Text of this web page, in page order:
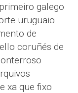
galego
uruguaio
de
coruñés de
xa que fixo